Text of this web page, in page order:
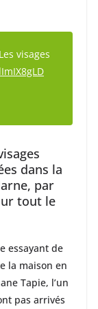
visages
dans la
par
tout le
essayant de
la maison en
Tapie, l’un
pas arrivés